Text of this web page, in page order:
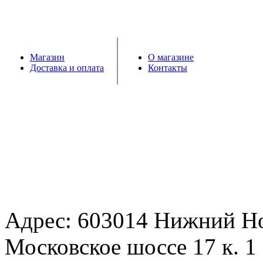
Магазин
Доставка и оплата
О магазине
Контакты
Адрес: 603014 Нижний
Московское шоссе 17 к.